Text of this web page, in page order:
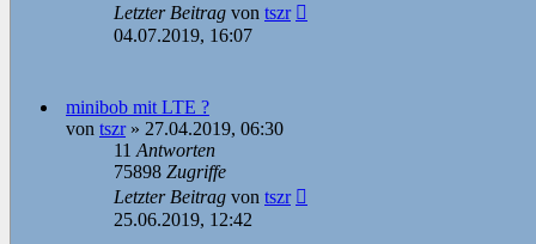
Letzter Beitrag von tszr
04.07.2019, 16:07
minibob mit LTE ?
von tszr» 27.04.2019, 06:30
11Antworten
75898 Zugriffe
Letzter Beitrag von tszr
25.06.2019, 12:42